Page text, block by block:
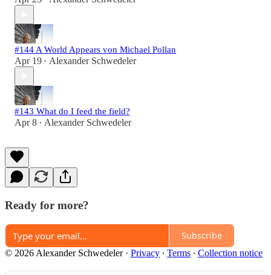
#144 A World Appears von Michael Pollan
Apr 19 • Alexander Schwedeler
#143 What do I feed the field?
Apr 8 • Alexander Schwedeler
Ready for more?
Subscribe
© 2026 Alexander Schwedeler· Privacy ∙ Terms ∙ Collection notice